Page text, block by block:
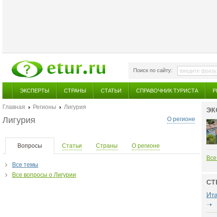
Поиск по сайту:
ЭКСПЕРТЫ СТРАНЫ СТАТЬИ СПРАВОЧНИК ТУРИСТА
Главная Регионы
Лигурия
О регионе
Лигурия
Вопросы Статьи Страны О регионе
Все темы
Все вопросы о Лигурии